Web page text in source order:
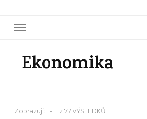
Ekonomika
Zobrazuji: 1 - 11 z 77 VÝSLEDKŮ